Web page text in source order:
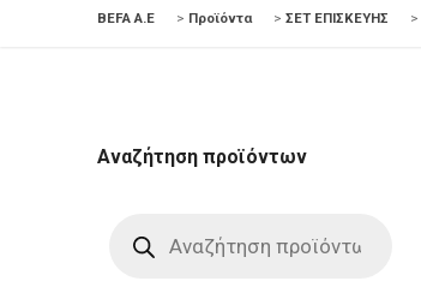
BEFA Α.Ε > Προϊόντα > ΣΕΤ ΕΠΙΣΚΕΥΗΣ >
Αναζήτηση προϊόντων
search